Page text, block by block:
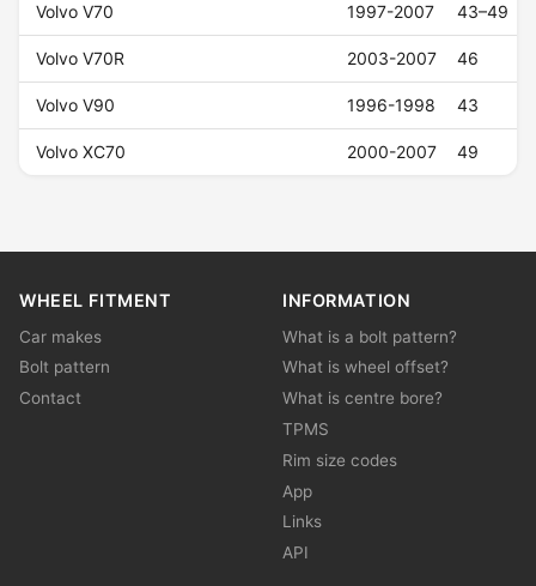
Volvo V70 1997-2007 43–49
Volvo V70R 2003-2007 46
Volvo V90 1996-1998 43
Volvo XC70 2000-2007 49
WHEEL FITMENT
Car makes
Bolt pattern
Contact
INFORMATION
What is a bolt pattern?
What is wheel offset?
What is centre bore?
TPMS
Rim size codes
App
Links
API